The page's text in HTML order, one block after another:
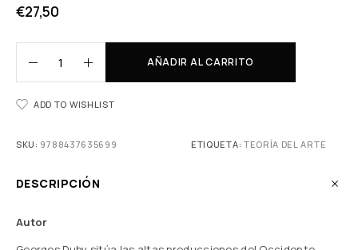
€27,50
AÑADIR AL CARRITO
ADD TO WISHLIST
SKU: 9788437635699 ETIQUETA: TEORÍA DEL ARTE
DESCRIPCIÓN
Autor